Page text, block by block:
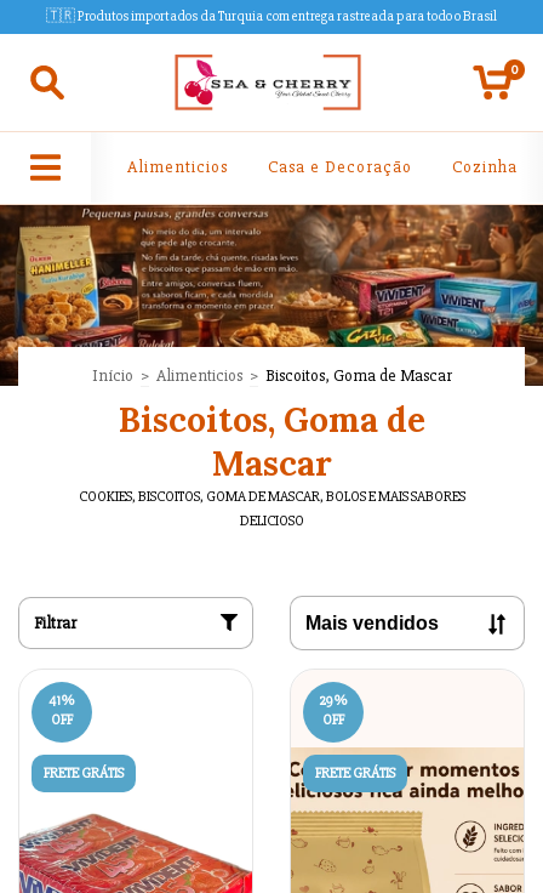
🇹🇷 Produtos importados da Turquia com entrega rastreada para todo o Brasil
0
Alimenticios Casa e Decoração Cozinha
Início > Alimenticios > Biscoitos, Goma de Mascar
Biscoitos, Goma de
Mascar
COOKIES, BISCOITOS, GOMA DE MASCAR, BOLOS E MAIS SABORES
DELICIOSO
Filtrar
41%
OFF
FRETE GRÁTIS
29%
OFF
FRETE GRÁTIS